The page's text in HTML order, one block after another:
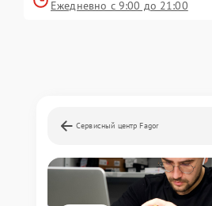
Ежедневно с 9:00 до 21:00
Сервисный центр Fagor